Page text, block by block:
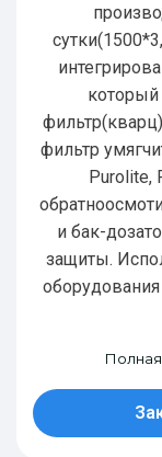
фильтр
Purolite,
и бак-
защиты.